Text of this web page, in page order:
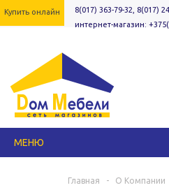
Купить онлайн
8(017) 363-79-32, 8(017)
интернет-магазин:
МЕНЮ
Главная - О Компании